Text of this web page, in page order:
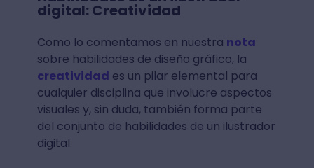
digital: Creatividad
Como lo comentamos en nuestra nota
sobre habilidades de diseño gráfico, la
creatividad es un pilar elemental para
cualquier disciplina que involucre aspectos
visuales y, sin duda, también forma parte
del conjunto de habilidades de un ilustrador
digital.